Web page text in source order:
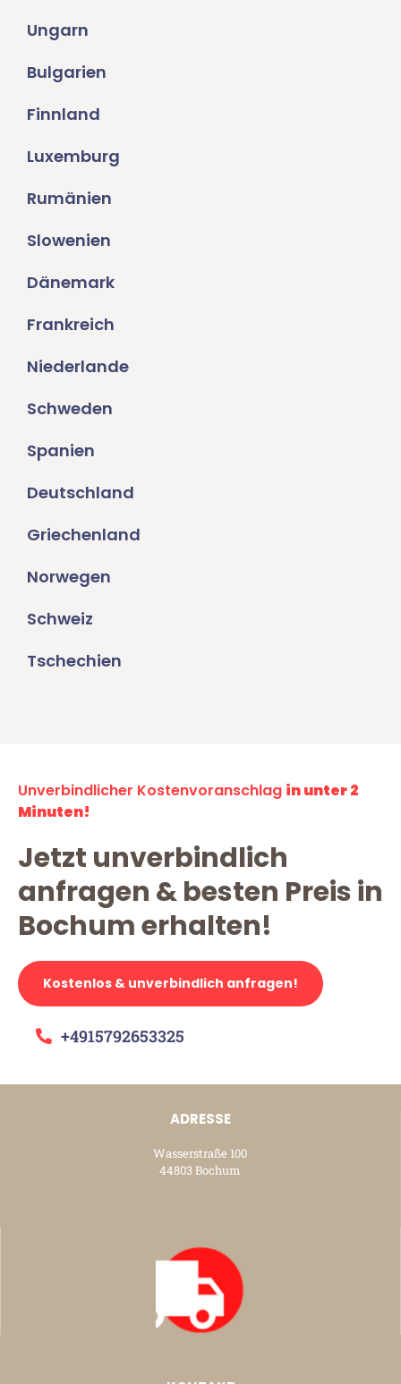
Ungarn
Bulgarien
Finnland
Luxemburg
Rumänien
Slowenien
Dänemark
Frankreich
Niederlande
Schweden
Spanien
Deutschland
Griechenland
Norwegen
Schweiz
Tschechien
Unverbindlicher Kostenvoranschlag in unter 2
Minuten!
Jetzt unverbindlich
anfragen & besten Preis in
Bochum erhalten!
Kostenlos & unverbindlich anfragen!
+4915792653325
ADRESSE
Wasserstraße 100
44803 Bochum